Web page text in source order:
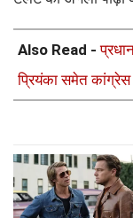
Also Read -
प्रियंका समेत कांग्रेस